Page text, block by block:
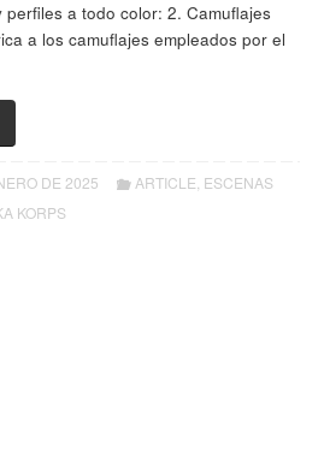
a todo color: 2. Camuflajes
a los camuflajes empleados por el
DE 2025 ARTICLE ESCENAS
KORPS